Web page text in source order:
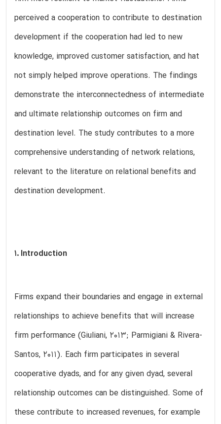
perceived a cooperation to contribute to destination
development if the cooperation had led to new
knowledge, improved customer satisfaction, and hat
not simply helped improve operations. The findings
demonstrate the interconnectedness of intermediate
and ultimate relationship outcomes on firm and
destination level. The study contributes to a more
comprehensive understanding of network relations,
relevant to the literature on relational benefits and
destination development.
1. Introduction
Firms expand their boundaries and engage in external
relationships to achieve benefits that will increase
firm performance (Giuliani, 2013; Parmigiani & Rivera-
Santos, 2011). Each firm participates in several
cooperative dyads, and for any given dyad, several
relationship outcomes can be distinguished. Some of
these contribute to increased revenues, for example